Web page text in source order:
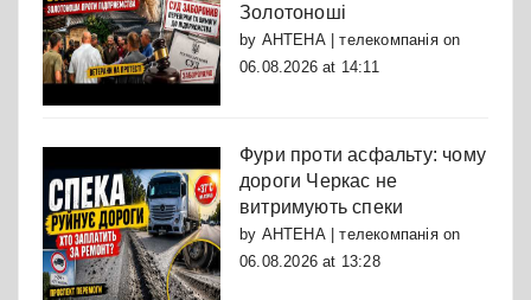
Золотоноші
by АНТЕНА | телекомпаніяon
06.08.2026 at 14:11
Фури проти асфальту: чому
дороги Черкас не
витримують спеки
by АНТЕНА | телекомпаніяon
06.08.2026 at 13:28